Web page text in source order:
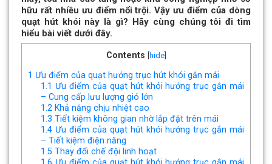
hữu rất nhiều ưu điểm nổi trội. Vậy ưu điểm của dòng
quạt hút khói này là gì? Hãy cùng chúng tôi đi tìm
hiểu bài viết dưới đây.
Contents hide]
1 Ưu điểm của quạt hướng trục hút khói gắn mái
1.1 Ưu điểm của quạt hút khói hướng trục gắn mái
– Cung cấp lưu lượng gió lớn
1.2 Khả năng chịu nhiệt cao
1.3 Tiết kiệm không gian nhờ lắp đặt trên mái
1.4 Ưu điểm của quạt hút khói hướng trục gắn mái
– Tiết kiệm điện năng
1.5 Thay đổi chế đội linh hoạt
1.6 Ưu điểm của quạt hút khói hướng trục gắn mái